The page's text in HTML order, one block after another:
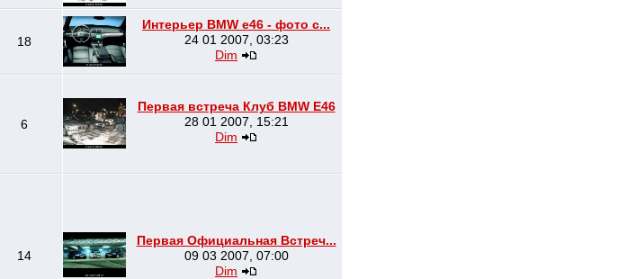
18
Интерьер BMW e46 - фото с...
24 01 2007, 03:23
Dim
6
Первая встреча Клуб BMW E46
28 01 2007, 15:21
Dim
14
Первая Официальная Встреч...
09 03 2007, 07:00
Dim